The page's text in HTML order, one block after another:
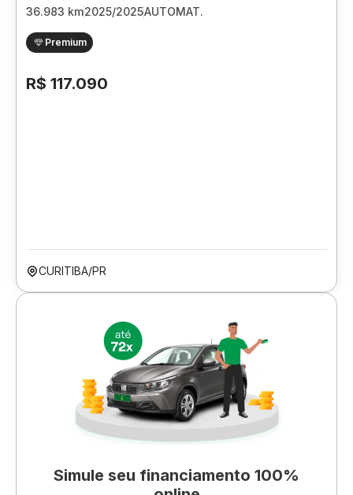
36.983 km2025/2025AUTOMAT.
Premium
R$ 117.090
CURITIBA/PR
Simule seu financiamento 100%